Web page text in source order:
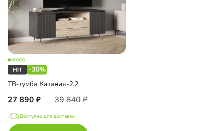
-30%
ТВ-тумба Катания-2.2
27 890 39 840
Доступно для доставки